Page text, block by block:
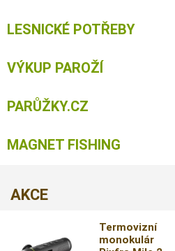
LESNICKÉ POTŘEBY
VÝKUP PAROŽÍ
PARŮŽKY.CZ
MAGNET FISHING
AKCE
Termovizní
monokulár